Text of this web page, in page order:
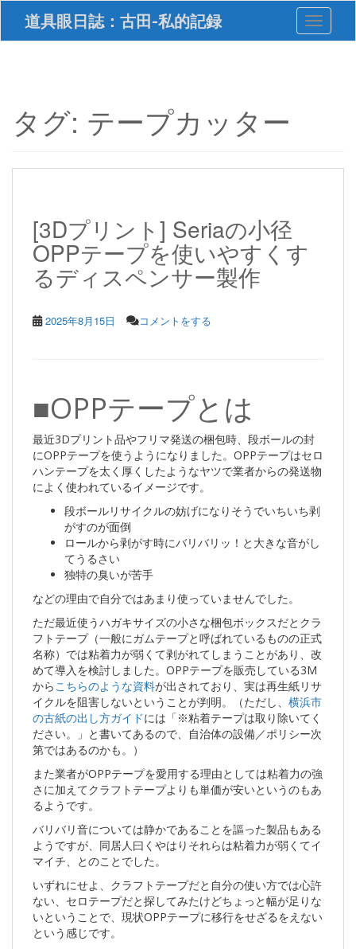
i
道具眼日誌：古田-私的記録 Toggle
タグ: テープカッター
[3Dプリント] Seriaの小径
OPPテープを使いやすくす
るディスペンサー製作
2025年8月15日 コメントをする
■OPPテープとは
最近3Dプリント品やフリマ発送の梱包時、段ボールの封
にOPPテープを使うようになりました。OPPテープはセロ
ハンテープを太く厚くしたようなヤツで業者からの発送物
によく使われているイメージです。
段ボールリサイクルの妨げになりそうでいちいち剥
がすのが面倒
ロールから剥がす時にバリバリッ！と大きな音がし
てうるさい
独特の臭いが苦手
などの理由で自分ではあまり使っていませんでした。
ただ最近使うハガキサイズの小さな梱包ボックスだとクラ
フトテープ（一般にガムテープと呼ばれているものの正式
名称）では粘着力が弱くて剥がれてしまうことがあり、改
めて導入を検討しました。OPPテープを販売している3M
からこちらのような資料が出されており、実は再生紙リサ
イクルを阻害しないということが判明。（ただし、 横浜市
の古紙の出し方ガイドには「※粘着テープは取り除いてく
ださい。」と書いてあるので、自治体の設備／ポリシー次
第ではあるのかも。）
また業者がOPPテープを愛用する理由としては粘着力の強
さに加えてクラフトテープよりも単価が安いというのもあ
るようです。
バリバリ音については静かであることを謳った製品もある
ようですが、同居人曰くやはりそれらは粘着力が弱くてイ
マイチ、とのことでした。
いずれにせよ、クラフトテープだと自分の使い方では心許
ない、セロテープだと探してみたけどちょっと幅が足りな
いということで、現状OPPテープに移行をせざるをえない
という感じです。